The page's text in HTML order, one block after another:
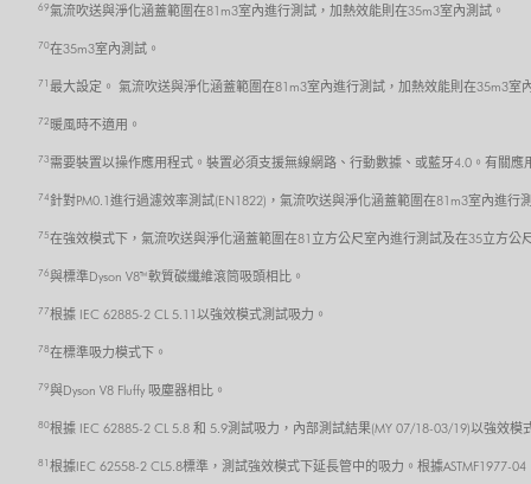
69氣流吹送與淨化涵蓋範圍在81m3室內進行測試，加熱效能則在35m3室內測試。
70在35m3室內測試。
71 最大設定。 氣流吹送與淨化涵蓋範圍在81m3室內進行測試，加熱效能則在35m3室
72 暖風時不適用。
73 需要裝置以操作應用程式。裝置必須支援無線網路、行動數據、或藍牙4.0。有關
74 針對PM0.1進行過濾效率測試(EN1822)，氣流吹送與淨化涵蓋範圍在81m3室內進行
75在強效模式下，氣流吹送與淨化涵蓋範圍在81立方公尺室內進行測試及在35立方公
76與標準Dyson V8™ 軟質碳纖維滾筒吸頭相比。
77根據 IEC 62885-2 CL 5.11以強效模式測試吸力。
78在標準吸力模式下。
79與Dyson V8 Fluffy 吸塵器相比。
80根據 IEC 62885-2 CL 5.8 和 5.9測試吸力，內部測試結果(MY 07/18-03/19)以強效模
81 根據IEC 62558-2 CL5.8標準，測試強效模式下延長管中的吸力。根據ASTMF1977-